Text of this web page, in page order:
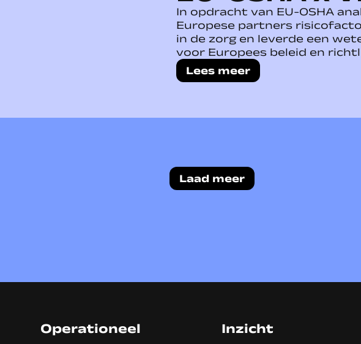
In opdracht van EU-OSHA
Europese partners
in de zorg en leverde een
voor Europees beleid en
Lees meer
Laad meer
Operationeel Inzicht